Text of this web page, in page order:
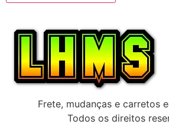
Frete, mudanças e carretos
Todos os direitos